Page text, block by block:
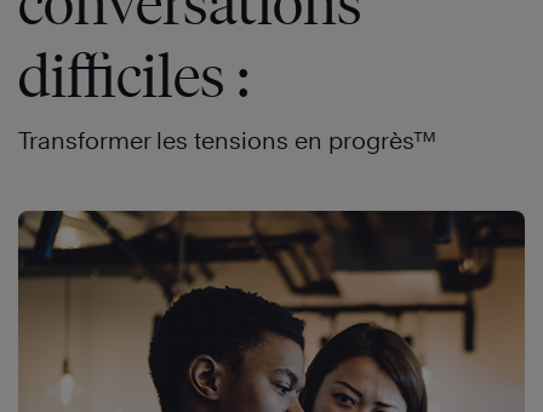
difficiles :
Transformer les tensions en progrès™